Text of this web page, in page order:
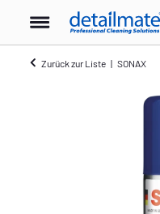
Zurück zur Liste SONAX